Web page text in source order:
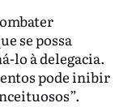
se possa
lo à delegacia.
pode inibir